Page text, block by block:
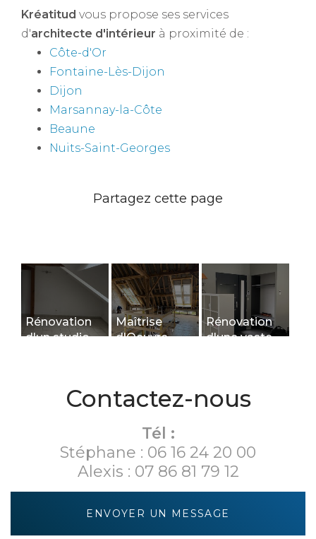
Kréatitud vous propose ses services
d'architecte d'intérieur à proximité de :
Côte-d'Or
Fontaine-Lès-Dijon
Dijon
Marsannay-la-Côte
Beaune
Nuits-Saint-Georges
Rénovation
d'un studio
Maîtrise
d'Oeuvre
Rénovation
d'une vaste
Dijon
Contactez-nous
Tél :
Stéphane : 06 16 24 20 00
Alexis : 07 86 81 79 12
ENVOYER UN MESSAGE